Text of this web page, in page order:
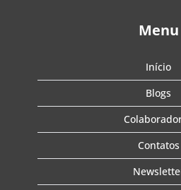
Menu
Início
Blogs
Contatos